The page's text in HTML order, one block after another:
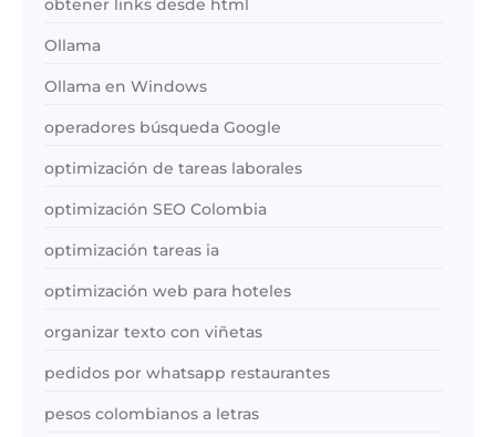
obtener links desde html
Ollama
Ollama en Windows
operadores búsqueda Google
optimización de tareas laborales
optimización SEO Colombia
optimización tareas ia
optimización web para hoteles
organizar texto con viñetas
pedidos por whatsapp restaurantes
pesos colombianos a letras